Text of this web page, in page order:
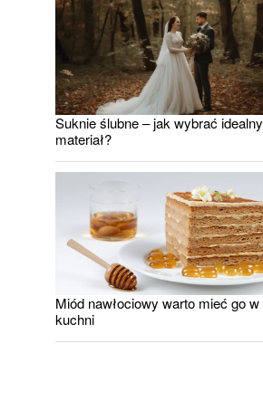
Suknie ślubne – jak wybrać idealny
materiał?
Miód nawłociowy warto mieć go w
kuchni